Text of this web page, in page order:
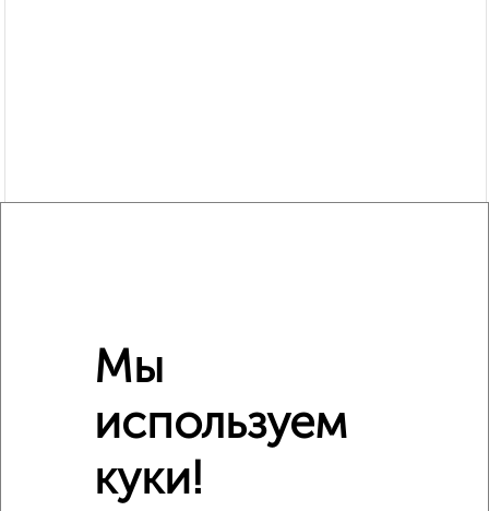
2‑комнатные квартиры недалеко от Двинская 7
Мы
используем
куки!